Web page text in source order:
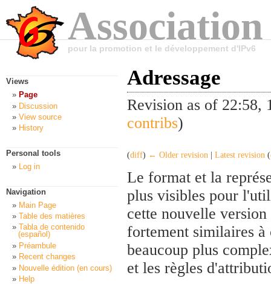
pour la promotion et le développement d'IPv6
Adressage
Revision as of 22:58,
contribs)
(diff) ← Older revision Latest revision (
Le format et la
plus visibles pour
cette nouvelle
fortement similaires à
beaucoup plus
et les règles
Views
Page
Discussion
View source
History
Personal tools
Log in
Navigation
Main Page
Table des matières
Tabla de contenido
(español)
Préambule
Recent changes
Nouvelle édition (en cours)
Help